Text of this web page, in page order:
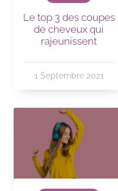
Le top 3 des coupes
de cheveux qui
rajeunissent
1 Septembre 2021